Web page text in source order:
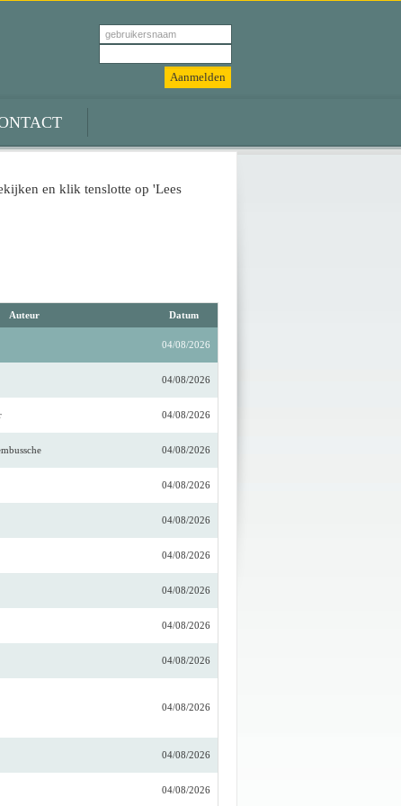
en klik tenslotte op 'Lees
Auteur Datum
04/08/2026
04/08/2026
04/08/2026
04/08/2026
04/08/2026
04/08/2026
04/08/2026
04/08/2026
04/08/2026
04/08/2026
04/08/2026
04/08/2026
04/08/2026